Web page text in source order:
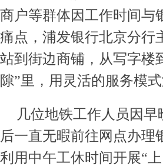
商户等群体因工作时间与
痛点，浦发银行北京分行
站到街边商铺，从写字楼
隙”里，用灵活的服务模
几位地铁工作人员因
后一直无暇前往网点办理
利用中午工休时间开展“